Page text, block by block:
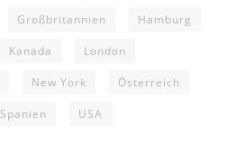
Großbritannien Hamburg
Kanada London
New York Österreich
Spanien USA